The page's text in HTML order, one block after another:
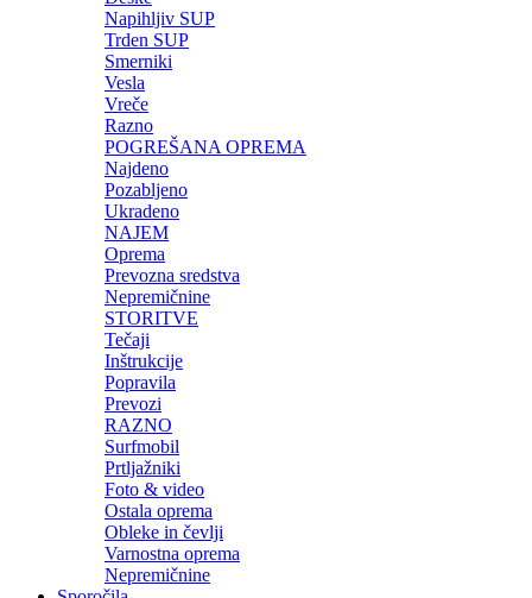
Napihljiv SUP
Trden SUP
Smerniki
Vesla
Vreče
Razno
POGREŠANA OPREMA
Najdeno
Pozabljeno
Ukradeno
NAJEM
Oprema
Prevozna sredstva
Nepremičnine
STORITVE
Tečaji
Inštrukcije
Popravila
Prevozi
RAZNO
Surfmobil
Prtljažniki
Foto & video
Ostala oprema
Obleke in čevlji
Varnostna oprema
Nepremičnine